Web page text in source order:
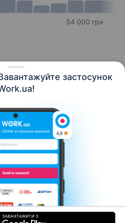
застосунок
54 000 грн
Про нас
Кар’єра
Умови використання